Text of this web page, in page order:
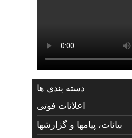
دسته بندی ها
اعلانات فوتی
بیانات، پیامها و گزارشها